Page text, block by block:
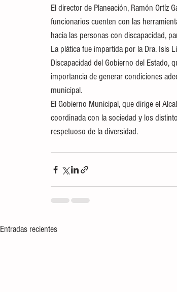
El director de Planeación, Ramón Ortíz
funcionarios cuenten con las
hacia las personas con discapacidad,
La plática fue impartida por la Dra. Isis
Discapacidad del Gobierno del Estado,
importancia de generar condiciones
municipal.
El Gobierno Municipal, que dirige el
coordinada con la sociedad y los
respetuoso de la diversidad.
Entradas recientes